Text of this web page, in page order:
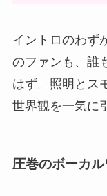
イントロのわず
のファンも、誰
はず。照明とス
世界観を一気に
圧巻のボーカ